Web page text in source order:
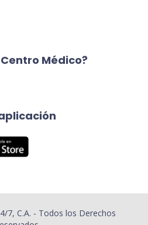
Médico?
7, C.A. - Todos los Derechos